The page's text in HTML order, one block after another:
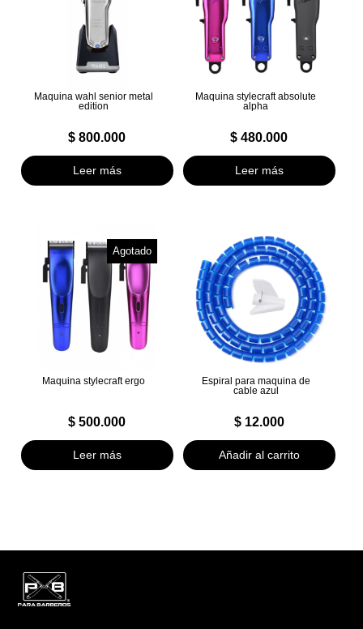
Maquina wahl senior metal
edition
$ 800.000
Leer más
Maquina stylecraft absolute
alpha
$ 480.000
Leer más
Agotado
Maquina stylecraft ergo
$ 500.000
Leer más
Espiral para maquina de
cable azul
$12.000
Añadir al carrito